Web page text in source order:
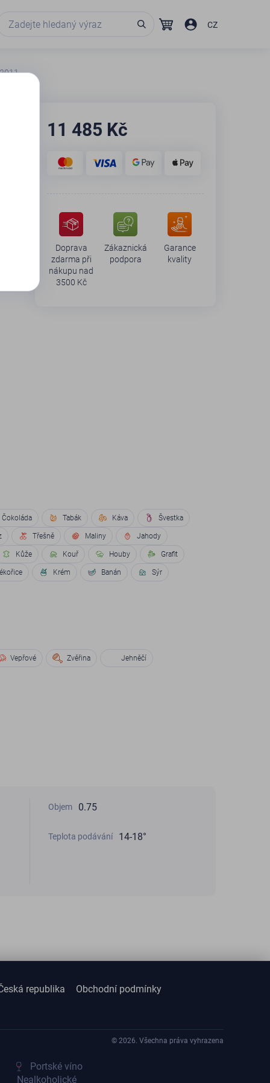
CZ
11 485 Kč
Doprava
zdarma při
nákupu nad
3500 Kč
Zákaznická
podpora
Garance
kvality
Čokoláda Tabák Káva Švestka
Třešně Maliny Jahody
Kůže Kouř Houby Grafit
Krém Banán Sýr
Vepřové Zvěřina Jehněčí
Objem 0.75
Teplota podávání 14-18°
republika Obchodní podmínky
© 2026. Všechna práva vyhrazena
Portské víno
Nealkoholické